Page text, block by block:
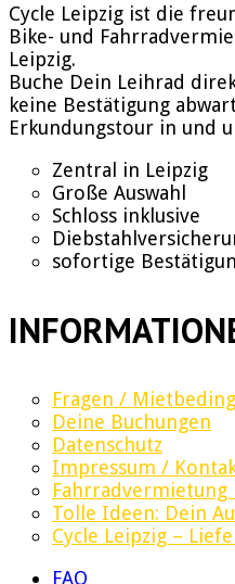
Cycle Leipzig ist die
Bike- und
Leipzig.
Buche Dein Leihrad
keine Bestätigung
Erkundungstour in und
Zentral in Leipzig
Große Auswahl
Schloss inklusive
sofortige
Fragen /
Deine Buchungen
Datenschutz
Impressum /
Fahrradvermietung
Tolle Ideen: Dein
Cycle Leipzig –
FAQ